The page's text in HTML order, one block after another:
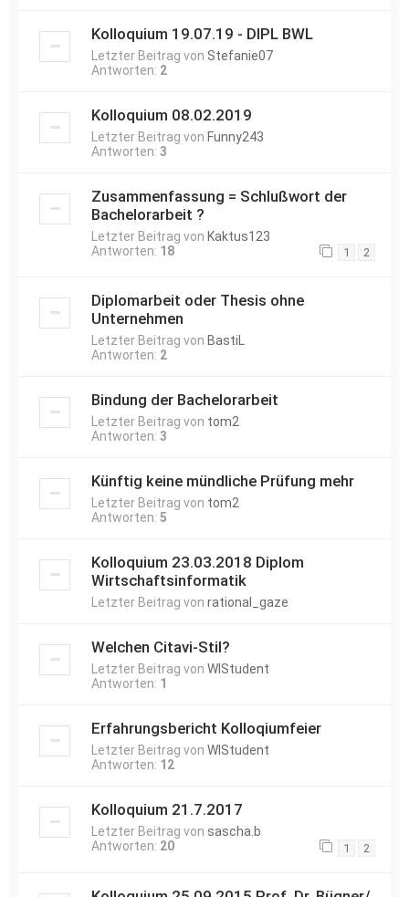
Kolloquium 19.07.19 - DIPL BWL
Letzter Beitrag von Stefanie07
Antworten: 2
Kolloquium 08.02.2019
Letzter Beitrag von Funny243
Antworten: 3
Zusammenfassung = Schlußwort der
Bachelorarbeit ?
Letzter Beitrag von Kaktus123
Antworten: 18 1 2
Diplomarbeit oder Thesis ohne
Unternehmen
Letzter Beitrag von BastiL
Antworten: 2
Bindung der Bachelorarbeit
Letzter Beitrag von tom2
Antworten: 3
Künftig keine mündliche Prüfung mehr
Letzter Beitrag von tom2
Antworten: 5
Kolloquium 23.03.2018 Diplom
Wirtschaftsinformatik
Letzter Beitrag von rational_gaze
Welchen Citavi-Stil?
Letzter Beitrag von WIStudent
Antworten: 1
Erfahrungsbericht Kolloqiumfeier
Letzter Beitrag von WIStudent
Antworten: 12
Kolloquium 21.7.2017
Letzter Beitrag von sascha.b
Antworten: 20 1 2